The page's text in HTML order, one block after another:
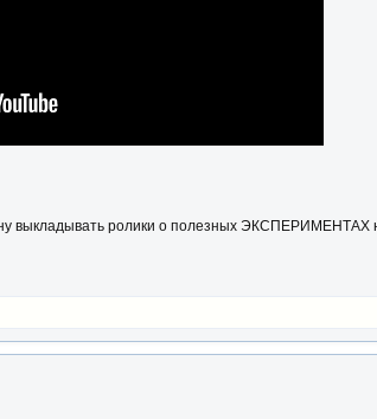
выкладывать ролики о полезных ЭКСПЕРИМЕНТАХ